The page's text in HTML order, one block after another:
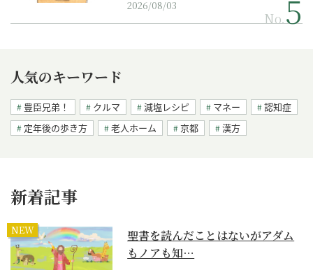
2026/08/03
No.
人気のキーワード
豊臣兄弟！ クルマ 減塩レシピ マネー
認知症
定年後の歩き方
老人ホーム 京都 漢方
新着記事
NEW
聖書を読んだことはないがアダム
もノアも知…